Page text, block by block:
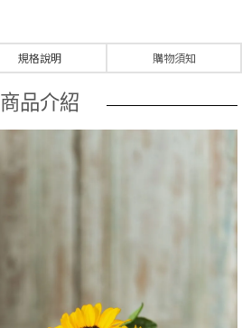
規格說明 購物須知
商品介紹